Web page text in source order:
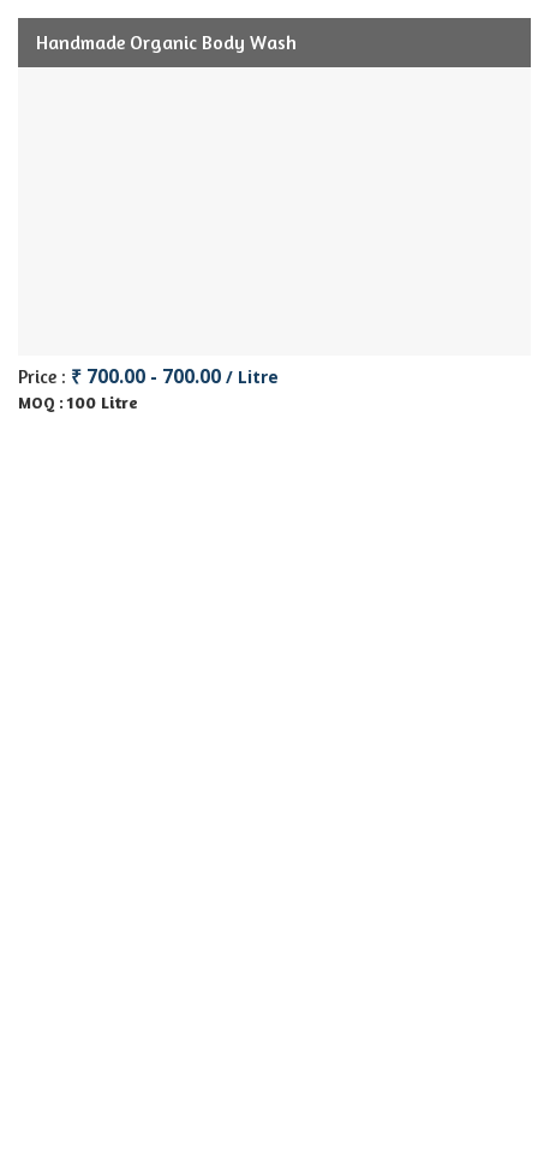
Handmade Organic Body Wash
Price : ₹ 700.00 - 700.00 / Litre
MOQ : 100 Litre